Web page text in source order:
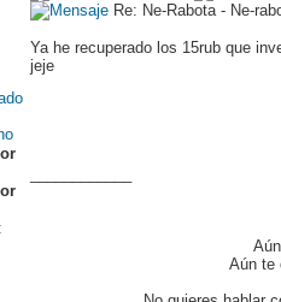
Re: Ne-Rabota - Ne-
Ya he recuperado los 15rub que
jeje
Aún te